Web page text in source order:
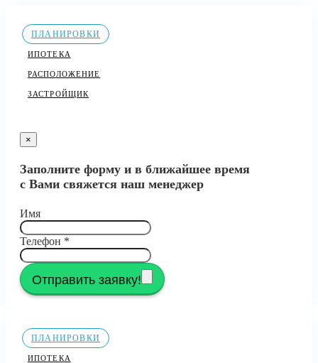
ПЛАНИРОВКИ
ИПОТЕКА
РАСПОЛОЖЕНИЕ
ЗАСТРОЙЩИК
×
Заполните форму и в ближайшее время
с Вами свяжется наш менеджер
Имя
Телефон *
Отправить заявку!
ПЛАНИРОВКИ
ИПОТЕКА